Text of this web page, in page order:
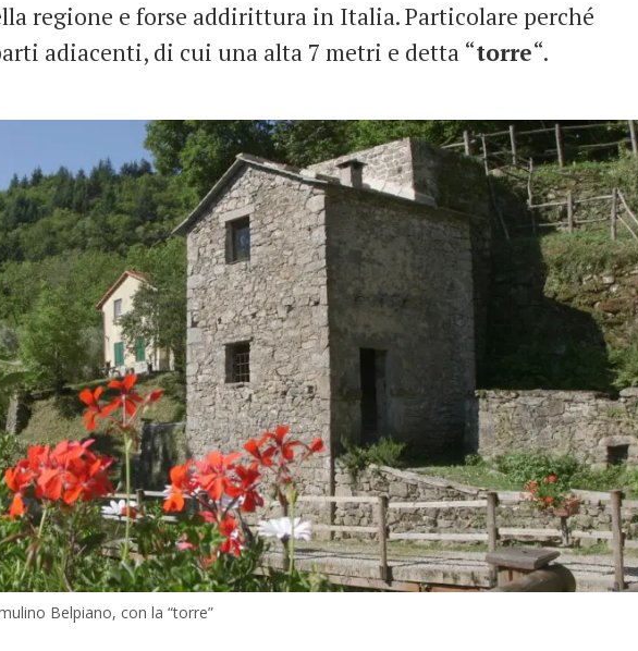
regione e forse addirittura in Italia. Particolare perché
adiacenti, di cui una alta 7 metri e detta “torre“.
Belpiano, con la “torre”